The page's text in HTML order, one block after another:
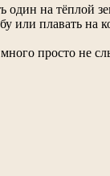
один на тёплой
или плавать на
просто не